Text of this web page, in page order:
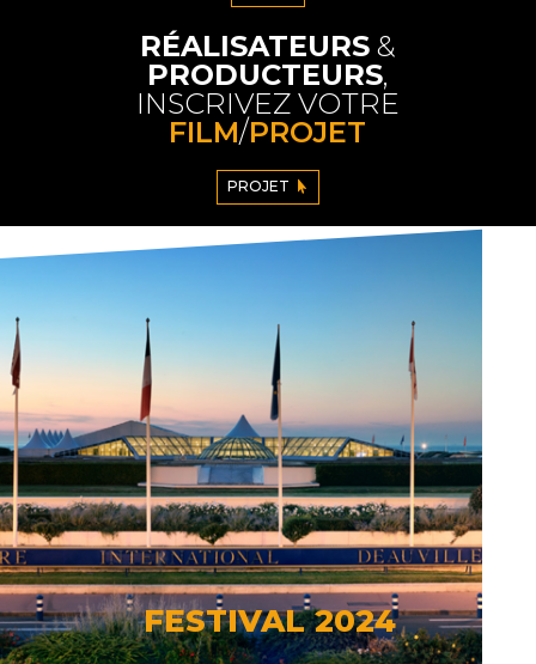
RÉALISATEURS&
PRODUCTEURS,
INSCRIVEZ VOTRE
FILM/PROJET
PROJET
FESTIVAL 2024